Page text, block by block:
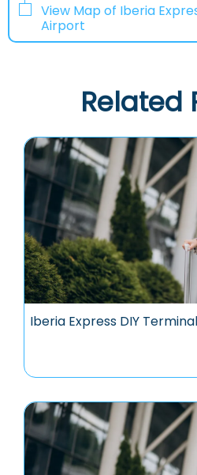
View Map of Iberia
Airport
Related
Iberia Express DIY